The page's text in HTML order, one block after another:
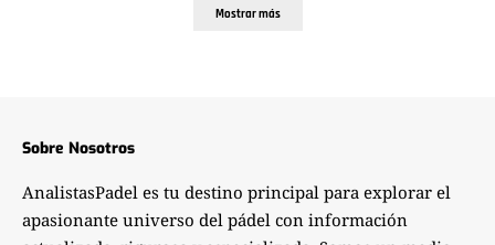
Mostrar más
Sobre Nosotros
AnalistasPadel es tu destino principal para explorar el
apasionante universo del pádel con información